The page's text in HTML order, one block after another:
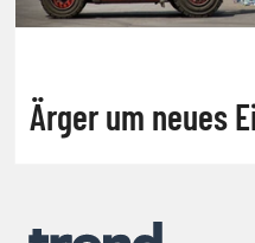
Ärger um neues